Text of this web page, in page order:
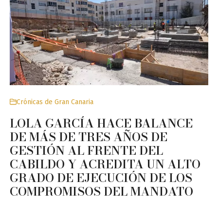
Crónicas de Gran Canaria
LOLA GARCÍA HACE BALANCE
DE MÁS DE TRES AÑOS DE
GESTIÓN AL FRENTE DEL
CABILDO Y ACREDITA UN ALTO
GRADO DE EJECUCIÓN DE LOS
COMPROMISOS DEL MANDATO